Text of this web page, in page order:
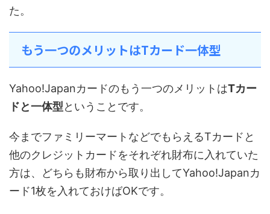
た。
もう一つのメリットはTカード一体型
Yahoo!Japanカードのもう一つのメリットはTカー
ドと一体型ということです。
今までファミリーマートなどでもらえるTカードと
他のクレジットカードをそれぞれ財布に入れていた
方は、どちらも財布から取り出してYahoo!Japanカ
ード1枚を入れておけばOKです。